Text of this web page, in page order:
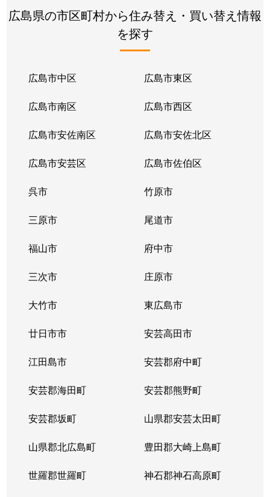
広島県の市区町村から住み替え・買い替え情報
を探す
広島市中区 広島市東区
広島市南区 広島市西区
広島市安佐南区 広島市安佐北区
広島市安芸区 広島市佐伯区
呉市 竹原市
三原市 尾道市
福山市 府中市
三次市 庄原市
大竹市 東広島市
廿日市市 安芸高田市
江田島市 安芸郡府中町
安芸郡海田町 安芸郡熊野町
安芸郡坂町 山県郡安芸太田町
山県郡北広島町 豊田郡大崎上島町
世羅郡世羅町 神石郡神石高原町